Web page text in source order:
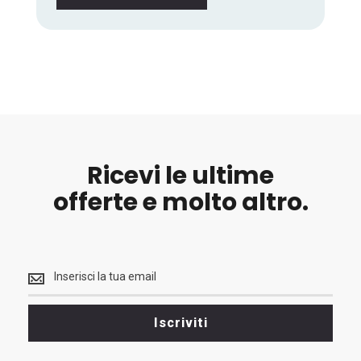
Ricevi le ultime
offerte e molto altro.
le
ultime
<br>
Iscriviti